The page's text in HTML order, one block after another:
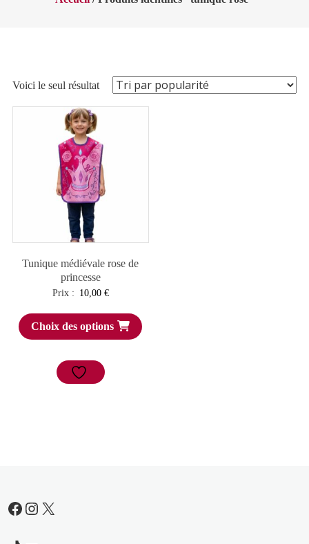
Voici le seul résultat
Tunique médiévale rose de
princesse
Prix : 10,00 €
Choix des options
Facebook
Instagram
X